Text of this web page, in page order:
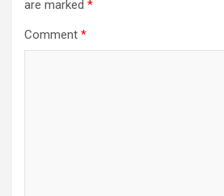
are marked *
Comment *